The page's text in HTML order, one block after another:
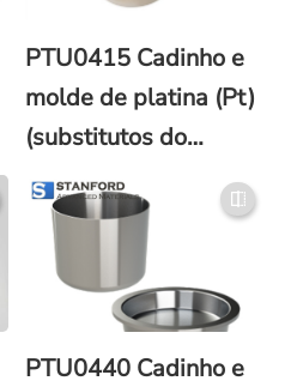
PTU0415 Cadinho e
molde de platina (Pt)
(substitutos do
Vulcan)
PTU0440 Cadinho e